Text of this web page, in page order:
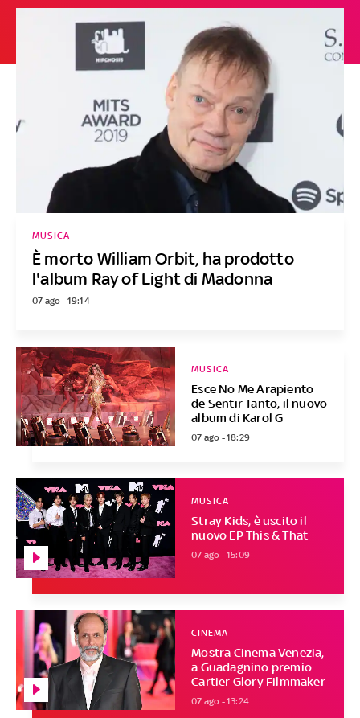
È morto William Orbit, ha prodotto
l'album Ray of Light di Madonna
MUSICA
07 ago - 19:14
Esce No Me Arapiento
de Sentir Tanto, il nuovo
album di Karol G
MUSICA
07 ago - 18:29
Stray Kids, è uscito il
nuovo EP This & That
MUSICA
07 ago - 15:09
Mostra Cinema Venezia,
a Guadagnino premio
Cartier Glory Filmmaker
CINEMA
07 ago - 13:24